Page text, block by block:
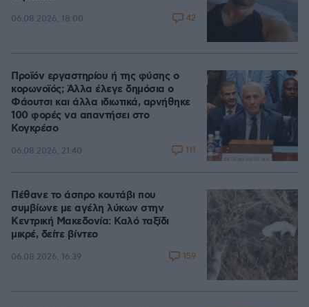
06.08.2026, 18:00 42
Προϊόν εργαστηρίου ή της φύσης ο
κορωνοϊός; Άλλα έλεγε δημόσια ο
Φάουτσι και άλλα ιδιωτικά, αρνήθηκε
100 φορές να απαντήσει στο
Κογκρέσο
06.08.2026, 21:40 111
Πέθανε το άσπρο κουτάβι που
συμβίωνε με αγέλη λύκων στην
Κεντρική Μακεδονία: Καλό ταξίδι
μικρέ, δείτε βίντεο
06.08.2026, 16:39 159